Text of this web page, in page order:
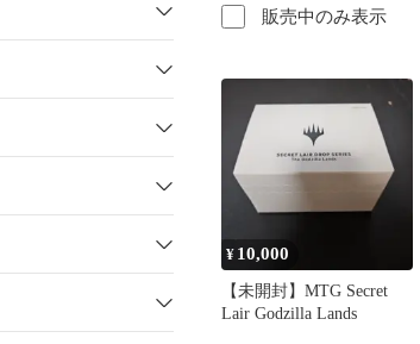
販売中のみ表示
¥ 10,000
【未開封】MTG Secret
Lair Godzilla Lands